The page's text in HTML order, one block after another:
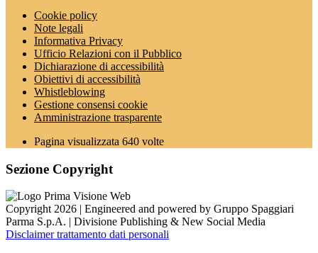
Cookie policy
Note legali
Informativa Privacy
Ufficio Relazioni con il Pubblico
Dichiarazione di accessibilità
Obiettivi di accessibilità
Whistleblowing
Gestione consensi cookie
Amministrazione trasparente
Pagina visualizzata 640 volte
Sezione Copyright
Copyright 2026 | Engineered and powered by Gruppo Spaggiari
Parma S.p.A. | Divisione Publishing & New Social Media
Disclaimer trattamento dati personali